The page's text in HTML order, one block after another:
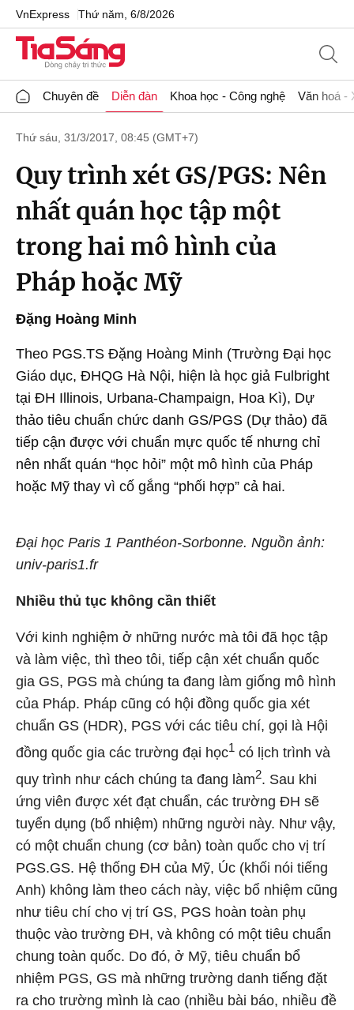
VnExpress Thứ năm, 6/8/2026
Chuyên đề Diễn đàn Khoa học - Công nghệ Văn hoá -
Thứ sáu, 31/3/2017, 08:45 (GMT+7)
Quy trình xét GS/PGS: Nên
nhất quán học tập một
trong hai mô hình của
Pháp hoặc Mỹ
Đặng Hoàng Minh
Theo PGS.TS Đặng Hoàng Minh (Trường Đại học
Giáo dục, ĐHQG Hà Nội, hiện là học giả Fulbright
tại ĐH Illinois, Urbana-Champaign, Hoa Kì), Dự
thảo tiêu chuẩn chức danh GS/PGS (Dự thảo) đã
tiếp cận được với chuẩn mực quốc tế nhưng chỉ
nên nhất quán “học hỏi” một mô hình của Pháp
hoặc Mỹ thay vì cố gắng “phối hợp” cả hai.
Đại học Paris 1 Panthéon-Sorbonne. Nguồn ảnh:
univ-paris1.fr
Nhiều thủ tục không cần thiết
Với kinh nghiệm ở những nước mà tôi đã học tập
và làm việc, thì theo tôi, tiếp cận xét chuẩn quốc
gia GS, PGS mà chúng ta đang làm giống mô hình
của Pháp. Pháp cũng có hội đồng quốc gia xét
chuẩn GS (HDR), PGS với các tiêu chí, gọi là Hội
đồng quốc gia các trường đại học1 có lịch trình và
quy trình như cách chúng ta đang làm2. Sau khi
ứng viên được xét đạt chuẩn, các trường ĐH sẽ
tuyển dụng (bổ nhiệm) những người này. Như vậy,
có một chuẩn chung (cơ bản) toàn quốc cho vị trí
PGS.GS. Hệ thống ĐH của Mỹ, Úc (khối nói tiếng
Anh) không làm theo cách này, việc bổ nhiệm cũng
như tiêu chí cho vị trí GS, PGS hoàn toàn phụ
thuộc vào trường ĐH, và không có một tiêu chuẩn
chung toàn quốc. Do đó, ở Mỹ, tiêu chuẩn bổ
nhiệm PGS, GS mà những trường danh tiếng đặt
ra cho trường mình là cao (nhiều bài báo, nhiều đề